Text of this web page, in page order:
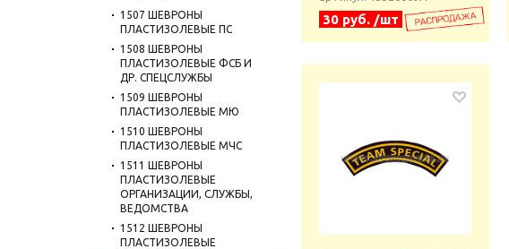
1507 ШЕВРОНЫ
ПЛАСТИЗОЛЕВЫЕ ПС
1508 ШЕВРОНЫ
ПЛАСТИЗОЛЕВЫЕ ФСБ И
ДР. СПЕЦСЛУЖБЫ
1509 ШЕВРОНЫ
ПЛАСТИЗОЛЕВЫЕ МЮ
1510 ШЕВРОНЫ
ПЛАСТИЗОЛЕВЫЕ МЧС
1511 ШЕВРОНЫ
ПЛАСТИЗОЛЕВЫЕ
ОРГАНИЗАЦИИ, СЛУЖБЫ,
ВЕДОМСТВА
1512 ШЕВРОНЫ
ПЛАСТИЗОЛЕВЫЕ
30 руб. /шт